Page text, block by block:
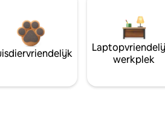
werkplek